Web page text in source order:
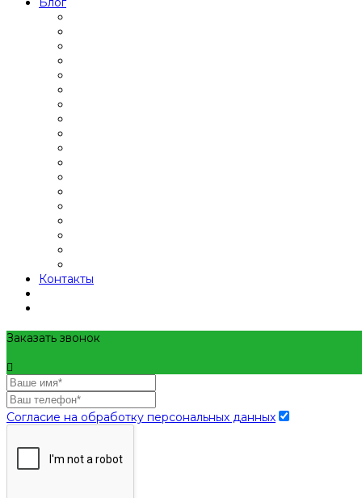
Контакты
Заказать звонок
Согласие на обработку персональных данных